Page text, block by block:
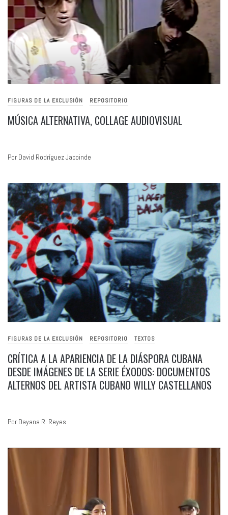
FIGURAS DE LA EXCLUSIÓN REPOSITORIO
MÚSICA ALTERNATIVA, COLLAGE AUDIOVISUAL
Por David Rodríguez Jacoinde
FIGURAS DE LA EXCLUSIÓN REPOSITORIO TEXTOS
CRÍTICA A LA APARIENCIA DE LA DIÁSPORA CUBANA
DESDE IMÁGENES DE LA SERIE ÉXODOS: DOCUMENTOS
ALTERNOS DEL ARTISTA CUBANO WILLY CASTELLANOS
Por Dayana R. Reyes